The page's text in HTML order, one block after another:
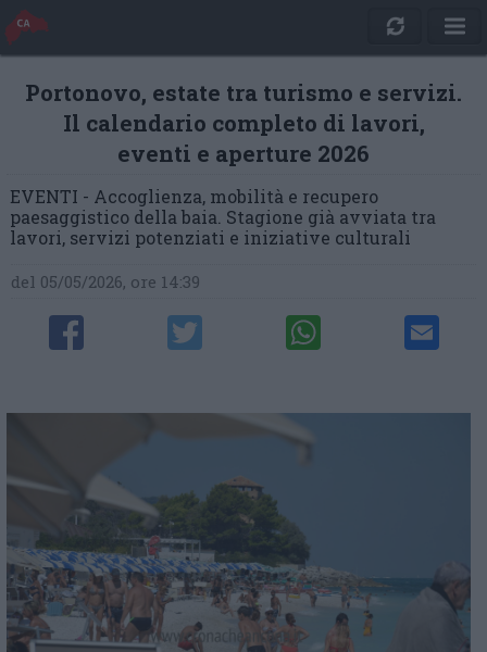
Portonovo, estate tra turismo e servizi.
Il calendario completo di lavori,
eventi e aperture 2026
EVENTI - Accoglienza, mobilità e recupero
paesaggistico della baia. Stagione già avviata tra
lavori, servizi potenziati e iniziative culturali
del 05/05/2026, ore 14:39